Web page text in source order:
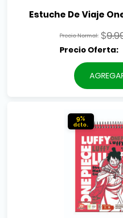
Estuche De Viaje
$
El
El
9%